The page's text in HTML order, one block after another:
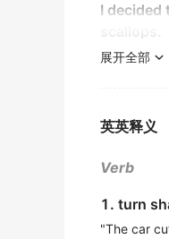
I decided
我决定偏离
The
金山词霸
The
强劲的风随
展开全部
英英释义
Verb
1. turn
"The car